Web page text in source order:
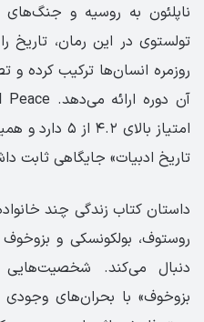
ناپلئون به روسیه و
تولستوی در این رمان، تاریخ
روزمره انسان‌ها ترکیب کرده
امتیاز بالای
تاریخ ادبیات» جایگاهی ثابت
داستان کتاب زندگی چند
روستوف، بولکونسکی و
دنبال می‌کند. شخصیت‌هایی
بزوخوف» با بحران‌های